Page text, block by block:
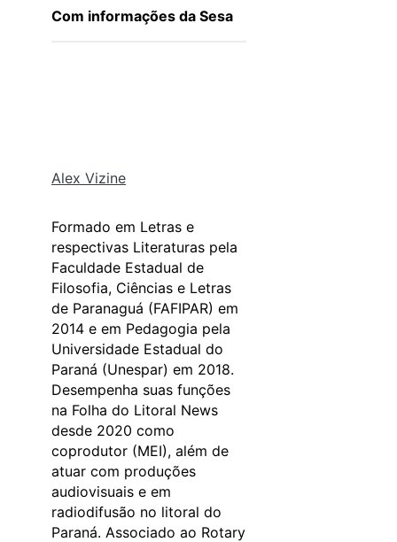
Com informações da Sesa
Alex Vizine
Formado em Letras e
respectivas Literaturas pela
Faculdade Estadual de
Filosofia, Ciências e Letras
de Paranaguá (FAFIPAR) em
2014 e em Pedagogia pela
Universidade Estadual do
Paraná (Unespar) em 2018.
Desempenha suas funções
na Folha do Litoral News
desde 2020 como
coprodutor (MEI), além de
atuar com produções
audiovisuais e em
radiodifusão no litoral do
Paraná. Associado ao Rotary